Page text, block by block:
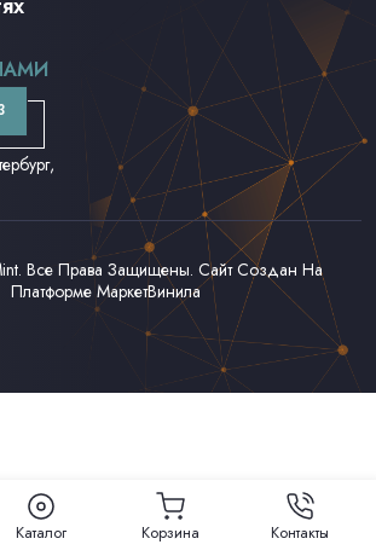
. Все Права Защищены. Сайт Создан На
Платформе МаркетВинила
Каталог Корзина Контакты